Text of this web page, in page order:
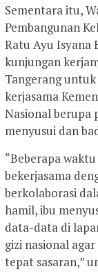
Sementara itu,
Pembangunan
Ratu Ayu Isyana
kunjungan
Tangerang
kerjasama
Nasional berupa
menyusui dan
“Beberapa
bekerjasama
berkolaborasi
hamil, ibu
data-data di
gizi nasional
tepat sasaran,”